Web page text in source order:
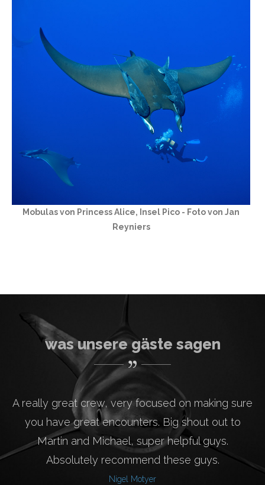
Mobulas von Princess Alice, Insel Pico - Foto von Jan
Reyniers
was unsere gäste sagen
A really great crew, very focused on making sure
you have great encounters. Big shout out to
Martin and Michael, super helpful guys.
Absolutely recommend these guys.
Nigel Motyer